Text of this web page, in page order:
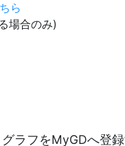
ら
場合のみ)
ラフをMyGDへ登録